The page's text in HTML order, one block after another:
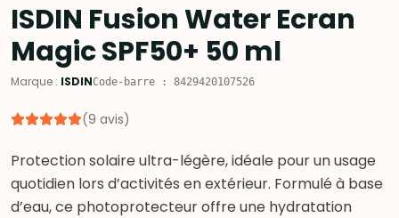
ISDIN Fusion Water Ecran
Magic SPF50+ 50 ml
Marque : ISDINCode-barre : 8429420107526
(9 avis)
Protection solaire ultra-légère, idéale pour un usage
quotidien lors d’activités en extérieur. Formulé à base
d’eau, ce photoprotecteur offre une hydratation